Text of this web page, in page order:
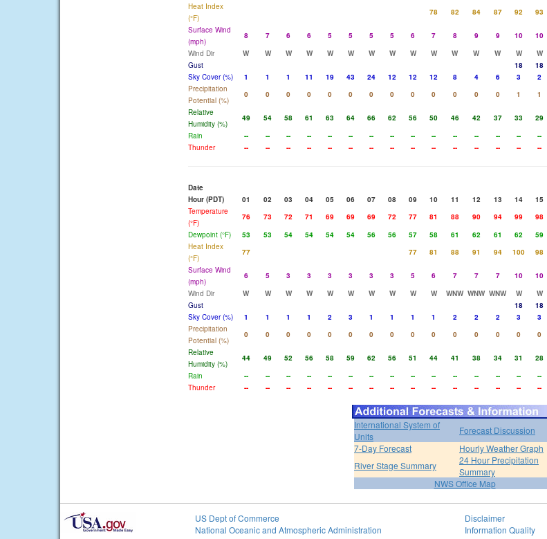
Heat Index
(°F)
78 82 84 87 92 93
Surface Wind
(mph)
8 7 6 6 5 5 5 5 6 7 8 9 9 10 10
Wind Dir
W W W W W W W W W W W W W W W
Gust
18 18
Sky Cover (%)
1 1 1 11 19 43 24 12 12 12 8 4 6 3 2
Precipitation
Potential (%)
0 0 0 0 0 0 0 0 0 0 0 0 0 1 1
Relative
Humidity (%)
49 54 58 61 63 64 66 62 56 50 46 42 37 33 29
Rain
-- -- -- -- -- -- -- -- -- -- -- -- -- -- --
Thunder
-- -- -- -- -- -- -- -- -- -- -- -- -- -- --
Date
Hour (PDT)
01 02 03 04 05 06 07 08 09 10 11 12 13 14 15
Temperature
(°F)
76 73 72 71 69 69 69 72 77 81 88 90 94 99 98
Dewpoint (°F)
53 53 54 54 54 54 56 56 57 58 61 62 61 62 59
Heat Index
(°F)
77 77 81 88 91 94 100 98
Surface Wind
(mph)
6 5 3 3 3 3 3 3 5 6 7 7 7 10 10
Wind Dir
W W W W W W W W W W WNW WNW WNW W W
Gust
18 18
Sky Cover (%)
1 1 1 1 2 3 1 1 1 1 2 2 2 3 3
Precipitation
Potential (%)
0 0 0 0 0 0 0 0 0 0 0 0 0 0 0
Relative
Humidity (%)
44 49 52 56 58 59 62 56 51 44 41 38 34 31 28
Rain
-- -- -- -- -- -- -- -- -- -- -- -- -- -- --
Thunder
-- -- -- -- -- -- -- -- -- -- -- -- -- -- --
International System of
Units
Forecast Discussion
7-Day Forecast
Hourly Weather Graph
River Stage Summary
24 Hour Precipitation
Summary
NWS Office Map
US Dept of Commerce
National Oceanic and Atmospheric Administration
Disclaimer
Information Quality